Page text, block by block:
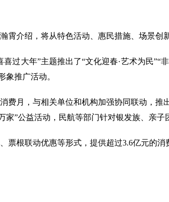
霄介绍，将从特色活动、惠民措施、场景创
过大年”主题推出了“文化迎春·艺术为民
象推广活动。
费月，与相关单位和机构加强协同联动，
家”公益活动，民航等部门针对银发族、亲
票根联动优惠等形式，提供超过3.6亿元的消